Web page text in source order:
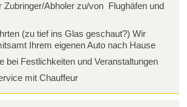
Zubringer/Abholer zu/von Flughäfen und
(zu tief ins Glas geschaut?) Wir
Ihrem eigenen Auto nach Hause
bei Festlichkeiten und Veranstaltungen
mit Chauffeur